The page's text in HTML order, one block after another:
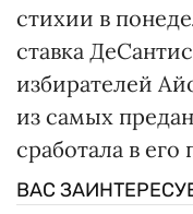
стихии в
ставка
избирателей
из самых
сработала в его
ВАС